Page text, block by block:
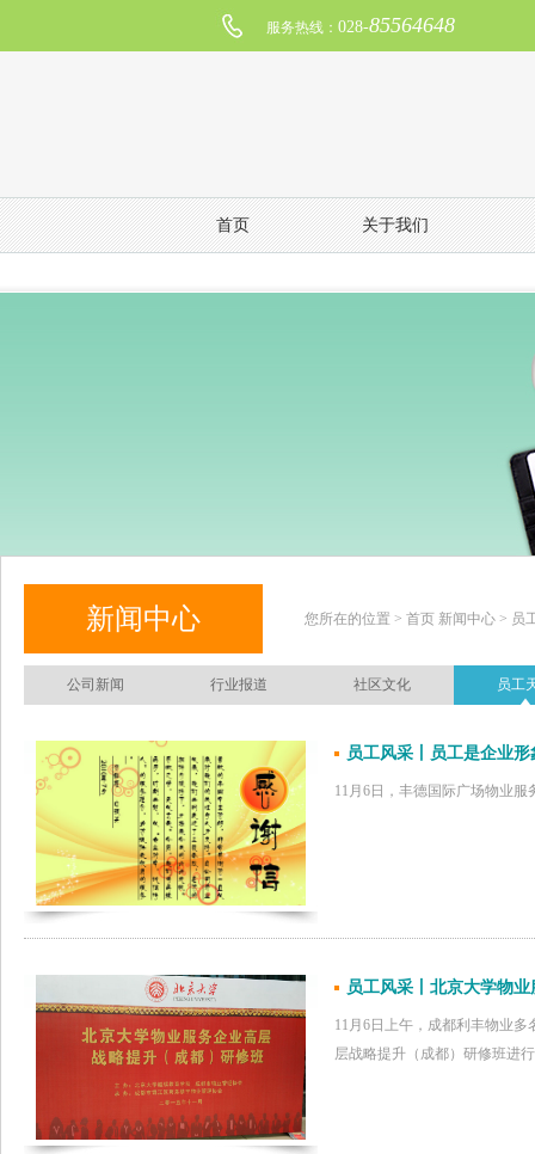
服务热线： 028-85564648
首页 关于我们
新闻中心 您所在的位置 > 首页 新闻中心 > 员
公司新闻 行业报道 社区文化 员工
员工风采丨员工是企业
11月6日，丰德国际广场物业
员工风采丨北京大学物
11月6日上午，成都利丰物业
层战略提升（成都）研修班进